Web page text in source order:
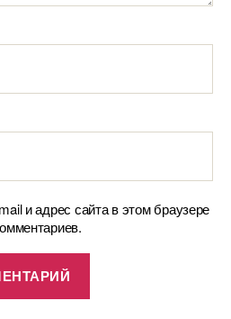
и адрес сайта в этом браузере